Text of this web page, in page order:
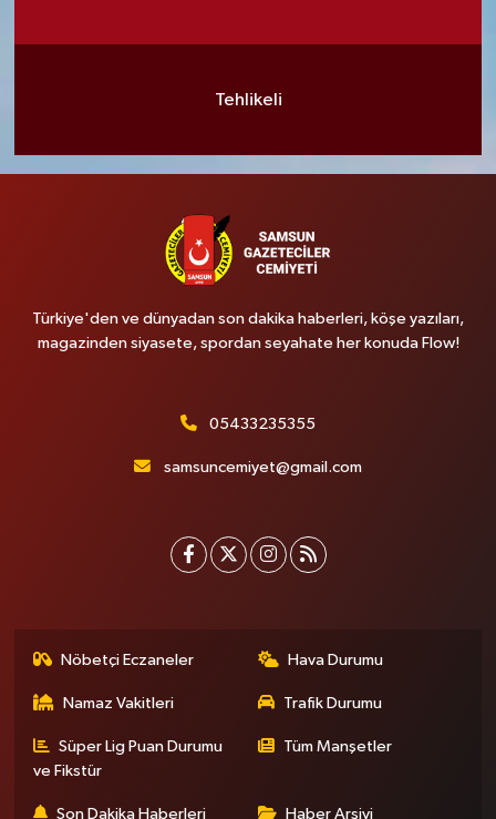
Tehlikeli
Türkiye'den ve dünyadan son dakika haberleri, köşe yazıları,
magazinden siyasete, spordan seyahate her konuda Flow!
05433235355
samsuncemiyet@gmail.com
Nöbetçi Eczaneler Hava Durumu
Namaz Vakitleri Trafik Durumu
Süper Lig Puan Durumu
ve Fikstür
Tüm Manşetler
Son Dakika Haberleri Haber Arşivi